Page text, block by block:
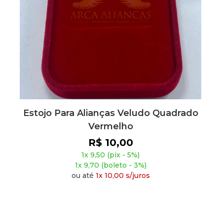
Estojo Para Alianças Veludo Quadrado
Vermelho
R$ 10,00
1x 9,50 (pix - 5%)
1x 9,70 (boleto - 3%)
ou até 1x 10,00 s/juros